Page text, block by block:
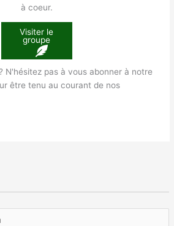
à coeur.
Visiter le
groupe
N'hésitez pas à vous abonner à notre
être tenu au courant de nos